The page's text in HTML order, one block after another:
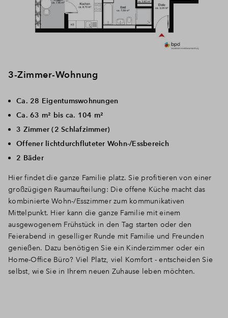
3-Zimmer-Wohnung
Ca. 28 Eigentumswohnungen
Ca. 63 m² bis ca. 104 m²
3 Zimmer (2 Schlafzimmer)
Offener lichtdurchfluteter Wohn-/Essbereich
2 Bäder
Hier findet die ganze Familie platz. Sie profitieren von einer
großzügigen Raumaufteilung: Die offene Küche macht das
kombinierte Wohn-/Esszimmer zum kommunikativen
Mittelpunkt. Hier kann die ganze Familie mit einem
ausgewogenem Frühstück in den Tag starten oder den
Feierabend in geselliger Runde mit Familie und Freunden
genießen. Dazu benötigen Sie ein Kinderzimmer oder ein
Home-Office Büro? Viel Platz, viel Komfort - entscheiden Sie
selbst, wie Sie in Ihrem neuen Zuhause leben möchten.